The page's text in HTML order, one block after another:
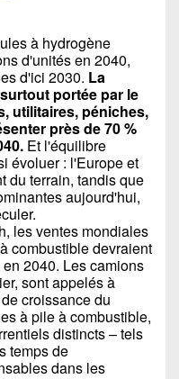
à hydrogène
d'unités en 2040,
d'ici 2030. La
portée par le
utilitaires, péniches,
près de 70 %
Et l'équilibre
évoluer : l'Europe et
du terrain, tandis que
aujourd'hui,
les ventes mondiales
combustible devraient
2040. Les camions
sont appelés à
croissance du
à pile à combustible,
distincts – tels
temps de
dans les